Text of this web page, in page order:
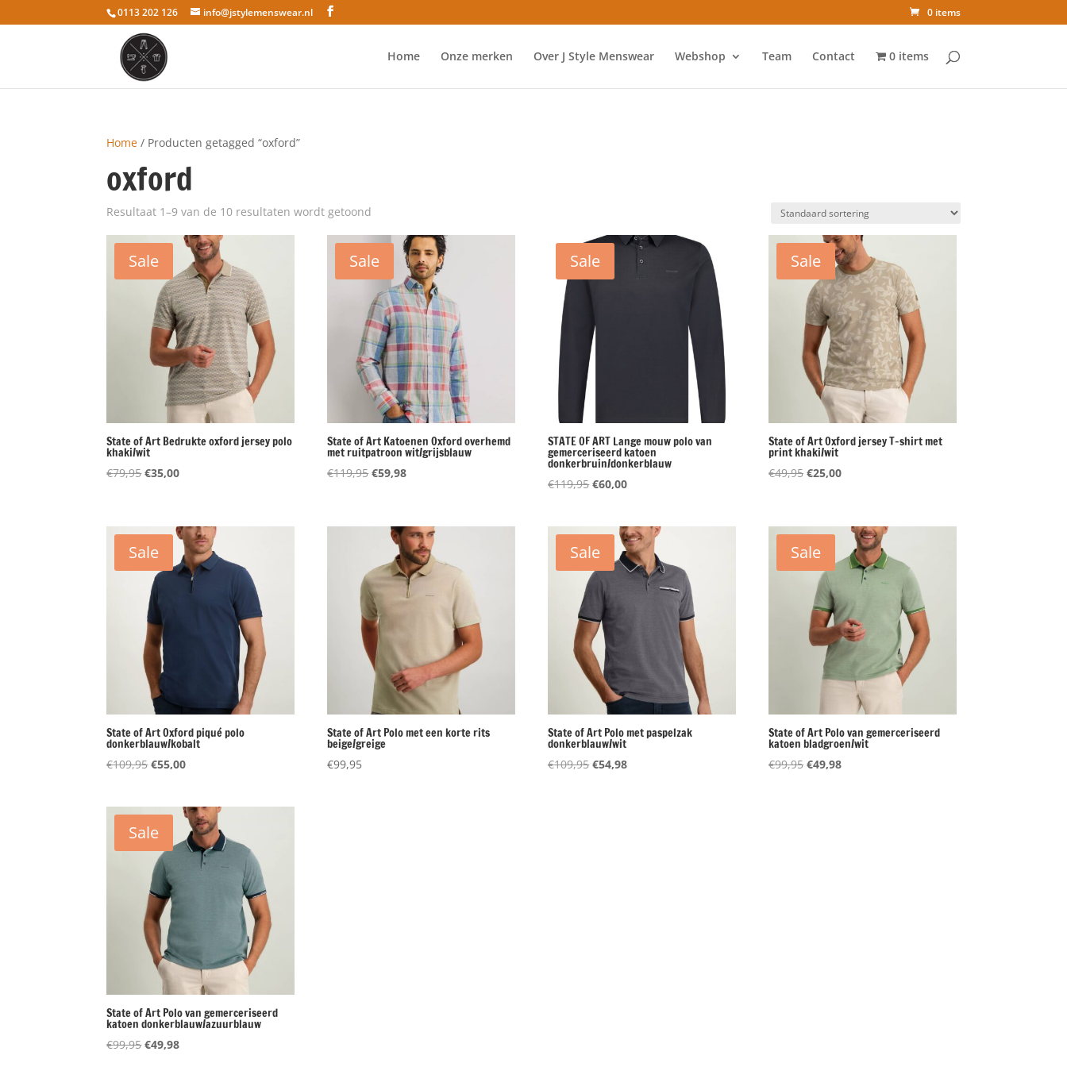
0113 202 126 info@jstylemenswear.nl 0 items
Home Onze merken Over J Style Menswear Webshop Team Contact 0 items
Home / Producten getagged “oxford”
oxford
Resultaat 1–9 van de 10 resultaten wordt getoond
Sale
State of Art Bedrukte oxford jersey polo
khaki/wit
€79,95Oorspronkelijke
€79,95.
€35,00Huidige
€35,00.
Sale
State of Art Katoenen Oxford overhemd
met ruitpatroon wit/grijsblauw
€119,95Oorspronkelijke
€119,95.
€59,98Huidige
€59,98.
Sale
STATE OF ART Lange mouw polo van
gemerceriseerd katoen
donkerbruin/donkerblauw
€119,95Oorspronkelijke
€119,95.
€60,00Huidige
€60,00.
Sale
State of Art Oxford jersey T-shirt met
print khaki/wit
€49,95 Oorspronkelijke
€49,95.
€25,00Huidige
€25,00.
Sale
State of Art Oxford piqué polo
donkerblauw/kobalt
€109,95Oorspronkelijke
€109,95.
€55,00Huidige
€55,00.
State of Art Polo met een korte rits
beige/greige
€99,95
Sale
State of Art Polo met paspelzak
donkerblauw/wit
€109,95Oorspronkelijke
€54,98Huidige
Sale
State of Art Polo van gemerceriseerd
katoen bladgroen/wit
€99,95 Oorspronkelijke
€49,98Huidige
Sale
State of Art Polo van gemerceriseerd
katoen donkerblauw/azuurblauw
€99,95Oorspronkelijke
€49,98Huidige